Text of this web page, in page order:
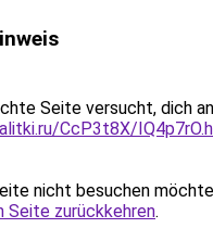
Seite versucht, dich an
CcP3t8X/
nicht besuchen
Seite zurückkehren.